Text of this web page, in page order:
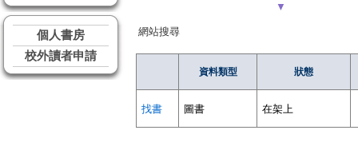
個人書房
校外讀者申請
▼
網站搜尋
資料類型 狀態
找書 圖書 在架上